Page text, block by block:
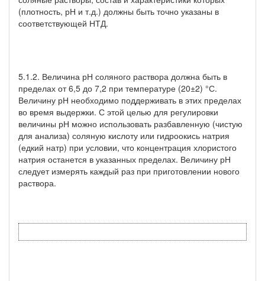
(плотность, рН и т.д.) должны быть точно указаны в
соответствующей НТД.
5.1.2. Величина рН соляного раствора должна быть в
пределах от 6,5 до 7,2 при температуре (20±2) °С.
Величину рН необходимо поддерживать в этих пределах
во время выдержки. С этой целью для регулировки
величины рН можно использовать разбавленную (чистую
для анализа) соляную кислоту или гидроокись натрия
(едкий натр) при условии, что концентрация хлористого
натрия останется в указанных пределах. Величину рН
следует измерять каждый раз при приготовлении нового
раствора.